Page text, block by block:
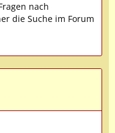
nach
die Suche im Forum